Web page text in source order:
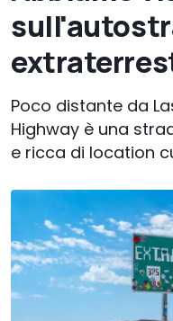
Poco distante da
Highway è una
e ricca di location